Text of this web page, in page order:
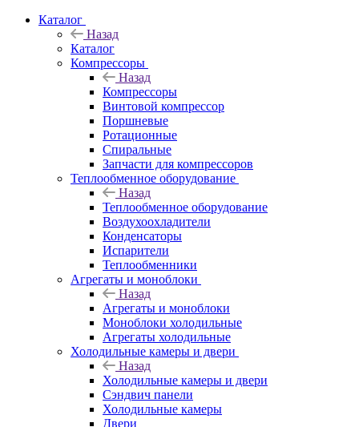
Каталог
Назад
Каталог
Компрессоры
Назад
Компрессоры
Винтовой компрессор
Поршневые
Ротационные
Спиральные
Запчасти для компрессоров
Теплообменное оборудование
Назад
Теплообменное оборудование
Воздухоохладители
Конденсаторы
Испарители
Теплообменники
Агрегаты и моноблоки
Назад
Агрегаты и моноблоки
Моноблоки холодильные
Агрегаты холодильные
Холодильные камеры и двери
Назад
Холодильные камеры и двери
Сэндвич панели
Холодильные камеры
Двери